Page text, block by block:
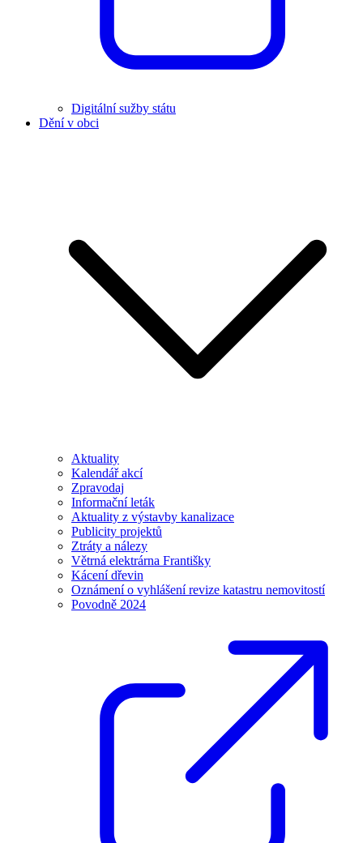
Digitální sužby státu
Dění v obci
Aktuality
Kalendář akcí
Zpravodaj
Informační leták
Aktuality z výstavby kanalizace
Publicity projektů
Ztráty a nálezy
Větrná elektrárna Františky
Kácení dřevin
Oznámení o vyhlášení revize katastru nemovitostí
Povodně 2024